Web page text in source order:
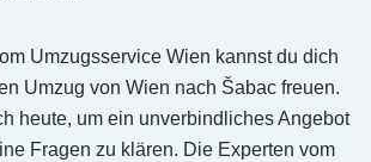
Umzugsservice Wien kannst du dich
Umzug von Wien nach Šabac freuen.
heute, um ein unverbindliches Angebot
Fragen zu klären. Die Experten vom